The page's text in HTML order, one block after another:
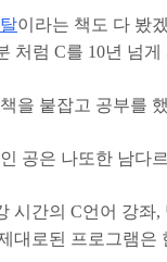
이라는 책도 다 봤
처럼 C를 10년 넘
을 붙잡고 공부를
공은 나또한 남다
시간의 C언어 강좌
대로된 프로그램은